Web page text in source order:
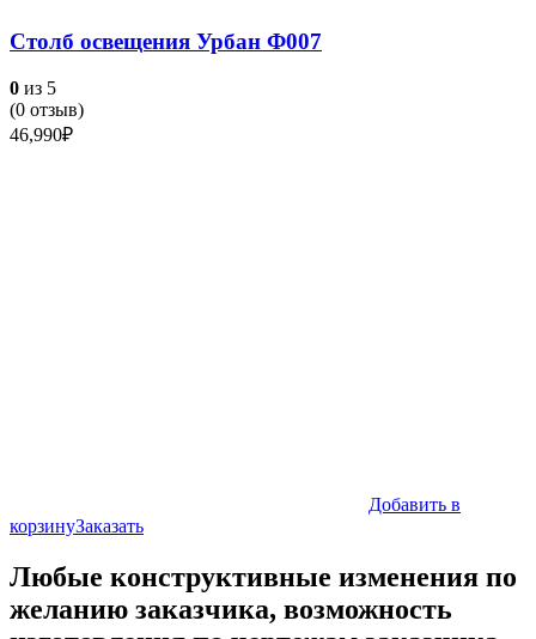
Столб освещения Урбан Ф007
0 из 5
(0 отзыв)
46,990₽
Добавить в
корзинуЗаказать
Любые конструктивные изменения по
желанию заказчика, возможность